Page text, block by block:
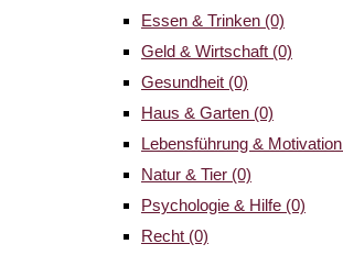
Essen & Trinken (0)
Geld & Wirtschaft (0)
Gesundheit (0)
Haus & Garten (0)
Lebensführung & Motivation
Natur & Tier (0)
Psychologie & Hilfe (0)
Recht (0)